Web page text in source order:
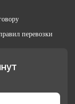
перевозки